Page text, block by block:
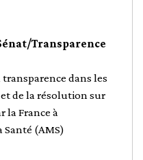
Transparence
dans les
de la résolution sur
la France à
Santé (AMS)